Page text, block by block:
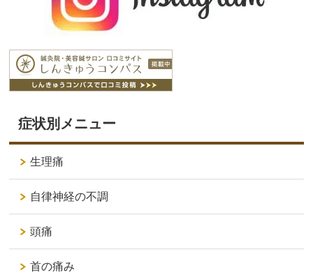
症状別メニュー
生理痛
自律神経の不調
頭痛
首の痛み